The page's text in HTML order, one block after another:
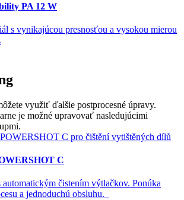
PA 12 W
s vynikajúcou presnosťou a vysokou mierou
využiť ďalšie postprocesné úpravy.
je možné upravovať nasledujúcimi
C
automatickým čistením výtlačkov. Ponúka
a jednoduchú obsluhu.